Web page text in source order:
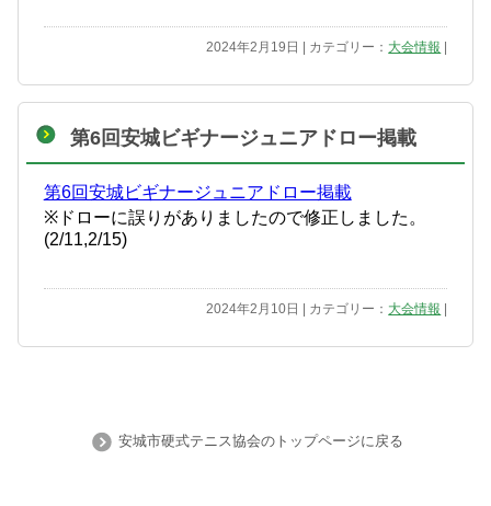
2024年2月19日 | カテゴリー： 大会情報
第6回安城ビギナージュニアドロー掲載
第6回安城ビギナージュニアドロー掲載
※ドローに誤りがありましたので修正しました。
(2/11,2/15)
2024年2月10日 | カテゴリー： 大会情報
安城市硬式テニス協会のトップページに戻る